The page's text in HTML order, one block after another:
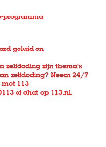
programma
geluid en
zelfdoding zijn thema's
zelfdoding? Neem 24/7
113
of chat op 113.nl.